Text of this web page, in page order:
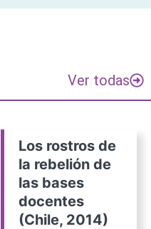
Ver todas
Los rostros de
la rebelión de
las bases
docentes
(Chile, 2014)